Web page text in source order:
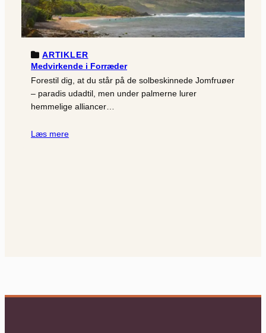
ARTIKLER
Medvirkende i Forræder
Forestil dig, at du står på de solbeskinnede Jomfruøer
– paradis udadtil, men under palmerne lurer
hemmelige alliancer…
Læs mere